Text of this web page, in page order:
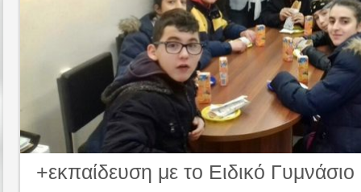
+εκπαίδευση με το Ειδικό Γυμνάσιο